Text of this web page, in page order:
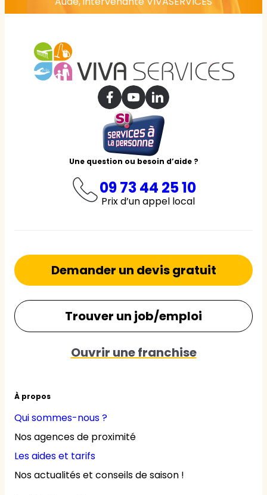
Une question ou besoin d’aide ?
09 73 44 25 10
Prix d’un appel local
À propos
Qui sommes-nous ?
Nos agences de proximité
Les aides et tarifs
Nos actualités et conseils de saison !
Demander un devis gratuit
Trouver un job/emploi
Ouvrir une franchise